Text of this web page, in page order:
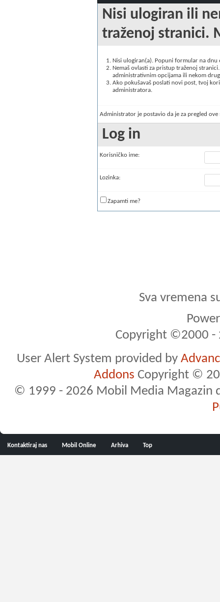
Nisi ulogiran ili
traženoj stranici.
Nisi ulogiran(a). Popuni formular na
Nemaš ovlasti za pristup traženoj
administrativnim opcijama ili nekom
Ako pokušavaš poslati novi post, tvoj
administratora.
Administrator je postavio da je za pregled
Log in
Korisničko ime:
Lozinka:
Zapamti me?
Sva vremena
Copyright ©2000 -
User Alert System provided by
Addons Copyright ©
© 1999 - 2026 Mobil Media Magazin
Kontaktiraj nas Mobil Online Arhiva Top